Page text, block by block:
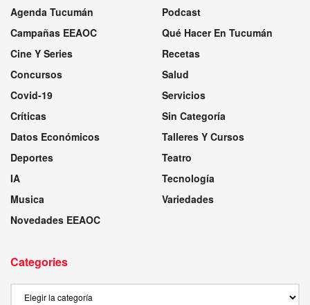
Agenda Tucumán
Campañas EEAOC
Cine Y Series
Concursos
Covid-19
Críticas
Datos Económicos
Deportes
IA
Musica
Novedades EEAOC
Podcast
Qué Hacer En Tucumán
Recetas
Salud
Servicios
Sin Categoría
Talleres Y Cursos
Teatro
Tecnología
Variedades
Categories